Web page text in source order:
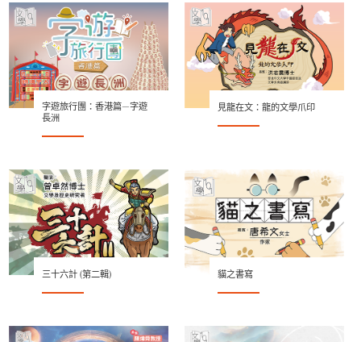
字遊旅行團：香港篇—字遊
長洲
見龍在文：龍的文學爪印
三十六計 (第二輯) 貓之書寫